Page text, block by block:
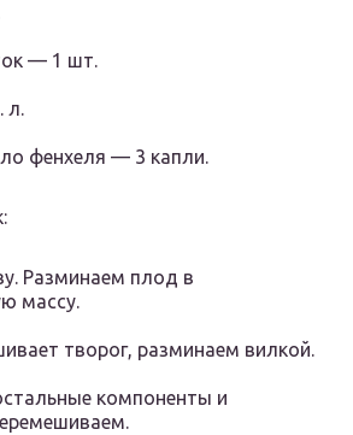
— 1 шт.
л.
фенхеля — 3 капли.
Разминаем плод в
массу.
творог, разминаем вилкой.
компоненты и